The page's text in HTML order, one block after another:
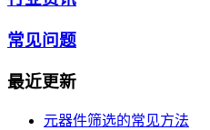
常见问题
最近更新
元器件筛选的常见方法